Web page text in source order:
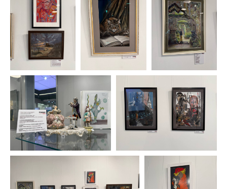
Подпишитесь на новости
Отправить © 2026